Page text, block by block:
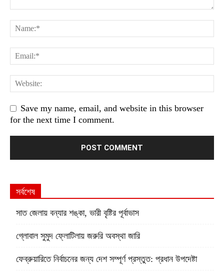
Save my name, email, and website in this browser
for the next time I comment.
সর্বশেষ
সাত জেলায় বন্যার শঙ্কা, ভারী বৃষ্টির পূর্বাভাস
গ্লোবাল সুমুদ ফ্লোটিলায় জরুরি অবস্থা জারি
ফেব্রুয়ারিতে নির্বাচনের জন্য দেশ সম্পূর্ণ প্রস্তুত: প্রধান উপদেষ্টা